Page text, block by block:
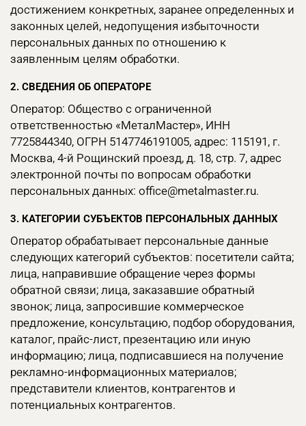
достижением конкретных, заранее определенных и
законных целей, недопущения избыточности
персональных данных по отношению к
заявленным целям обработки.
2. СВЕДЕНИЯ ОБ ОПЕРАТОРЕ
Оператор: Общество с ограниченной
ответственностью «МеталМастер», ИНН
7725844340, ОГРН 5147746191005, адрес: 115191, г.
Москва, 4-й Рощинский проезд, д. 18, стр. 7, адрес
электронной почты по вопросам обработки
персональных данных: office@metalmaster.ru.
3. КАТЕГОРИИ СУБЪЕКТОВ ПЕРСОНАЛЬНЫХ ДАННЫХ
Оператор обрабатывает персональные данные
следующих категорий субъектов: посетители сайта;
лица, направившие обращение через формы
обратной связи; лица, заказавшие обратный
звонок; лица, запросившие коммерческое
предложение, консультацию, подбор оборудования,
каталог, прайс-лист, презентацию или иную
информацию; лица, подписавшиеся на получение
рекламно-информационных материалов;
представители клиентов, контрагентов и
потенциальных контрагентов.